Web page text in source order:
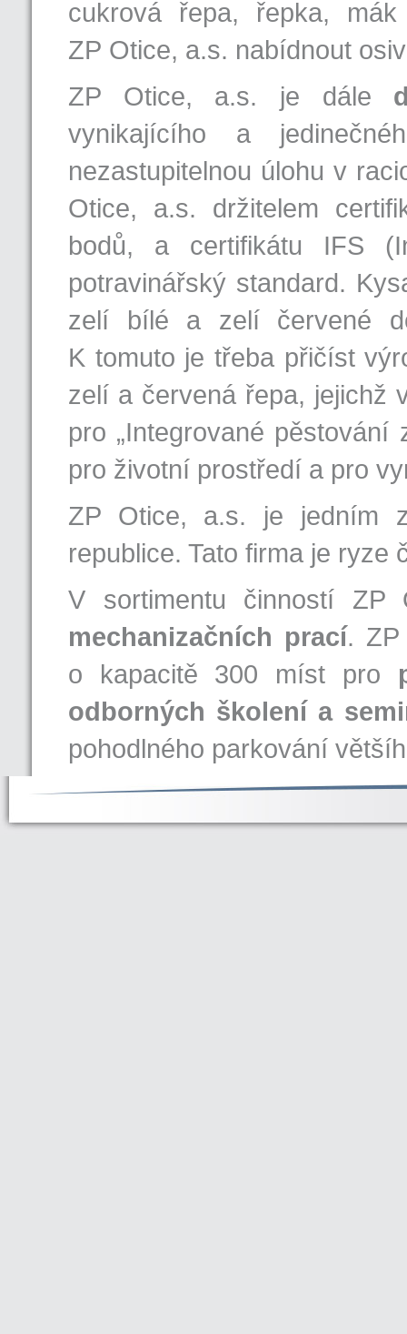
cukrová řepa, řepka,
ZP Otice, a.s. nabídnout
ZP Otice, a.s. je dále
vynikajícího a
nezastupitelnou úlohu v
Otice, a.s. držitelem
bodů, a certifikátu IFS
potravinářský standard.
zelí bílé a zelí červené
K tomuto je třeba přičíst
zelí a červená řepa, jejichž
pro „Integrované
pro životní prostředí a pro
ZP Otice, a.s. je jedním
republice. Tato firma je ryze
V sortimentu činností
mechanizačních prací. ZP
o kapacitě 300 míst pro
odborných školení a
pohodlného parkování